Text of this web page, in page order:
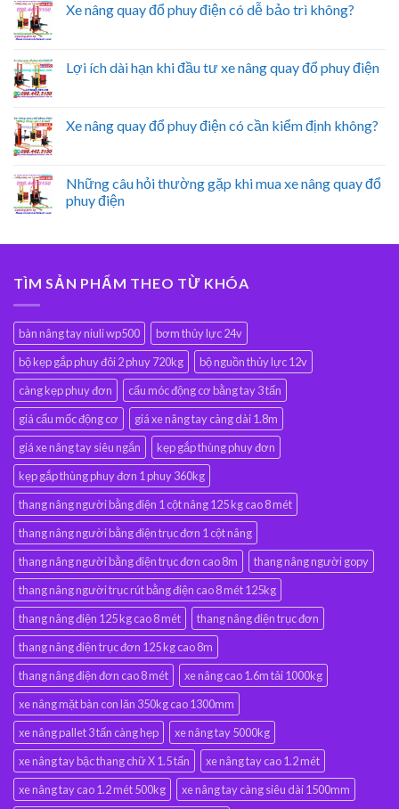
Xe nâng quay đổ phuy điện có dễ bảo trì không?
Lợi ích dài hạn khi đầu tư xe nâng quay đổ phuy điện
Xe nâng quay đổ phuy điện có cần kiểm định không?
Những câu hỏi thường gặp khi mua xe nâng quay đổ
phuy điện
TÌM SẢN PHẨM THEO TỪ KHÓA
bàn nâng tay niuli wp500
bơm thủy lực 24v
bộ kẹp gắp phuy đôi 2 phuy 720kg
bộ nguồn thủy lực 12v
càng kẹp phuy đơn
cẩu móc động cơ bằng tay 3 tấn
giá cẩu mốc động cơ
giá xe nâng tay càng dài 1.8m
giá xe nâng tay siêu ngắn
kẹp gắp thùng phuy đơn
kẹp gắp thùng phuy đơn 1 phuy 360kg
thang nâng người bằng điện 1 cột nâng 125 kg cao 8 mét
thang nâng người bằng điện trục đơn 1 cột nâng
thang nâng người bằng điện trục đơn cao 8m
thang nâng người gopy
thang nâng người trục rút bằng điện cao 8 mét 125kg
thang nâng điện 125 kg cao 8 mét
thang nâng điện trục đơn
thang nâng điện trục đơn 125 kg cao 8m
thang nâng điện đơn cao 8 mét
xe nâng cao 1.6m tải 1000kg
xe nâng mặt bàn con lăn 350kg cao 1300mm
xe nâng pallet 3 tấn càng hẹp
xe nâng tay 5000kg
xe nâng tay bậc thang chữ X 1.5 tấn
xe nâng tay cao 1.2 mét
xe nâng tay cao 1.2 mét 500kg
xe nâng tay càng siêu dài 1500mm